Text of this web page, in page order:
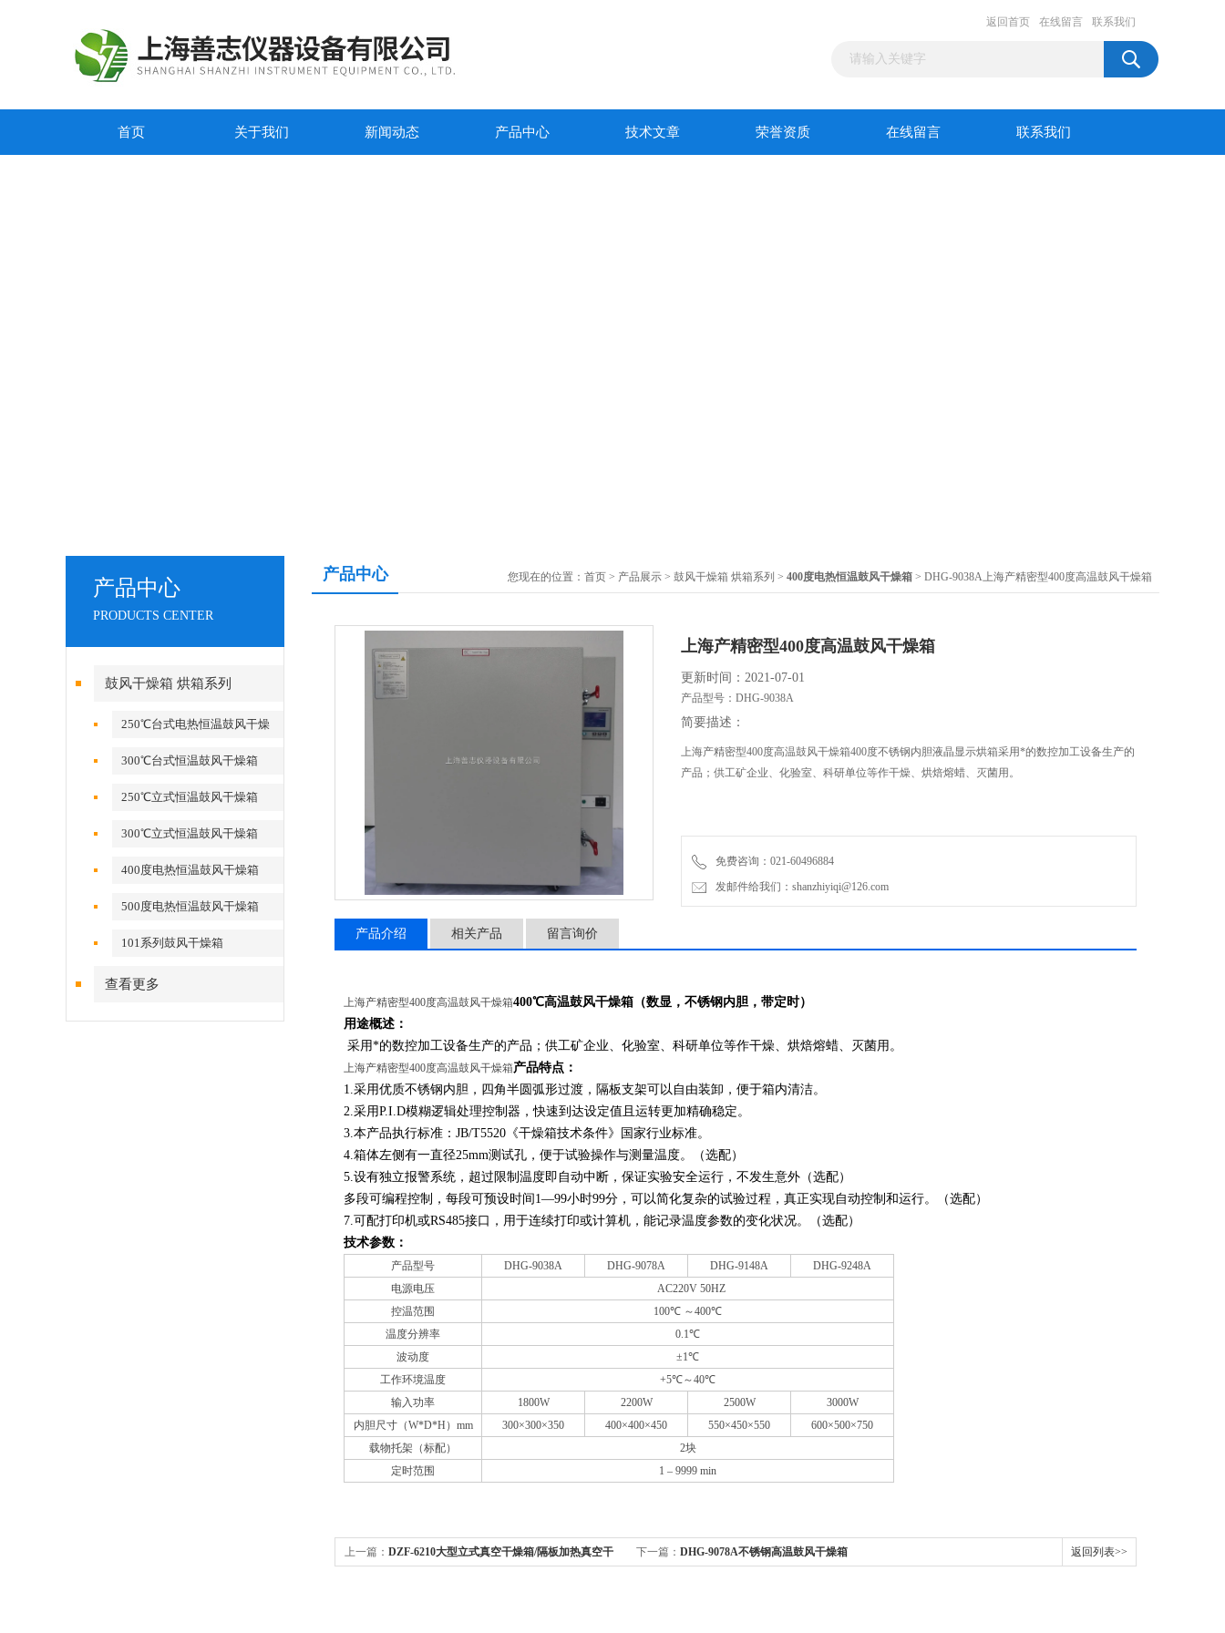
返回首页 在线留言 联系我们
首页 关于我们 新闻动态 产品中心 技术文章 荣誉资质 在线留言 联系我们
产品中心
PRODUCTS CENTER
鼓风干燥箱 烘箱系列
250℃台式电热恒温鼓风干燥
300℃台式恒温鼓风干燥箱
250℃立式恒温鼓风干燥箱
300℃立式恒温鼓风干燥箱
400度电热恒温鼓风干燥箱
500度电热恒温鼓风干燥箱
101系列鼓风干燥箱
查看更多
产品中心 您现在的位置： 首页 > 产品展示 > 鼓风干燥箱 烘箱系列 > 400度电热恒温鼓风干燥箱 > DHG-9038A上海产精密型400度高温鼓风干燥箱
上海产精密型400度高温鼓风干燥箱
更新时间：2021-07-01
产品型号： DHG-9038A
简要描述：
上海产精密型400度高温鼓风干燥箱400度不锈钢内胆液晶显示烘箱采用*的数控加工设备生产的
产品；供工矿企业、化验室、科研单位等作干燥、烘焙熔蜡、灭菌用。
免费咨询：021-60496884
发邮件给我们：shanzhiyiqi@126.com
产品介绍 相关产品 留言询价
上海产精密型400度高温鼓风干燥箱400℃高温鼓风干燥箱（数显 ，不锈钢内胆，带定时）
用途概述：
采用*的数控加工设备生产的产品；供工矿企业、化验室、科研单位等作干燥、烘焙熔蜡、灭菌用。
上海产精密型400度高温鼓风干燥箱产品特点：
1.采用优质不锈钢内胆，四角半圆弧形过渡，隔板支架可以自由装卸，便于箱内清洁。
2.采用P.I.D模糊逻辑处理控制器，快速到达设定值且运转更加精确稳定。
3.本产品执行标准：JB/T5520《干燥箱技术条件》国家行业标准。
4.箱体左侧有一直径25mm测试孔，便于试验操作与测量温度。（选配）
5.设有独立报警系统，超过限制温度即自动中断，保证实验安全运行，不发生意外（选配）
多段可编程控制，每段可预设时间1—99小时99分，可以简化复杂的试验过程，真正实现自动控制和运行。（选配）
7.可配打印机或RS485接口，用于连续打印或计算机，能记录温度参数的变化状况。（选配）
技术参数：
产品型号 DHG-9038A DHG-9078A DHG-9148A
DHG-9248A
电源电压
AC220V 50HZ
控温范围
100℃ ～400℃
温度分辨率
0.1℃
波动度
±1℃
工作环境温度
+5℃～40℃
输入功率
1800W 2200W 2500W
3000W
内胆尺寸（W*D*H）mm
300×300×350 400×400×450 550×450×550
600×500×750
载物托架（标配）
2块
定时范围
1 – 9999 min
上一篇： DZF-6210大型立式真空干燥箱/隔板加热真空干 下一篇： DHG-9078A不锈钢高温鼓风干燥箱 返回列表>>